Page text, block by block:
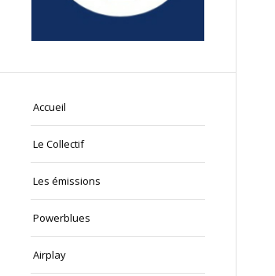
Accueil
Le Collectif
Les émissions
Powerblues
Airplay